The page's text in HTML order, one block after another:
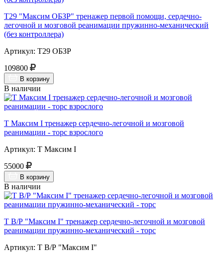
Т29 "Максим ОБЗР" тренажер первой помощи, сердечно-
легочной и мозговой реанимации пружинно-механический
(без контроллера)
Артикул: Т29 ОБЗР
109800
В корзину
В наличии
Т Максим I тренажер сердечно-легочной и мозговой
реанимации - торс взрослого
Артикул: Т Максим I
55000
В корзину
В наличии
Т В/Р "Максим I" тренажер сердечно-легочной и мозговой
реанимации пружинно-механический - торс
Артикул: Т В/Р "Максим I"